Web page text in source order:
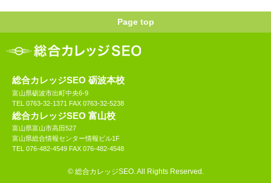
Page top
総合カレッジSEO 砺波本校
富山県砺波市出町中央6-9
TEL 0763-32-1371 FAX 0763-32-5238
総合カレッジSEO 富山校
富山県富山市高田527
富山県総合情報センター情報ビル1F
TEL 076-482-4549 FAX 076-482-4548
© 総合カレッジSEO. All Rights Reserved.